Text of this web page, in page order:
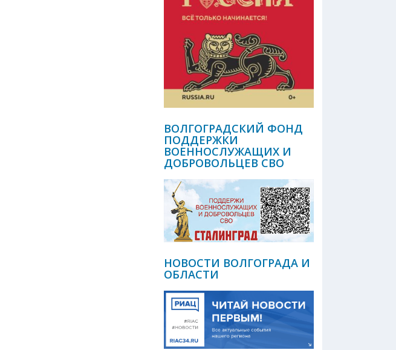
ВОЛГОГРАДСКИЙ ФОНД
ПОДДЕРЖКИ
ВОЕННОСЛУЖАЩИХ И
ДОБРОВОЛЬЦЕВ СВО
НОВОСТИ ВОЛГОГРАДА И
ОБЛАСТИ